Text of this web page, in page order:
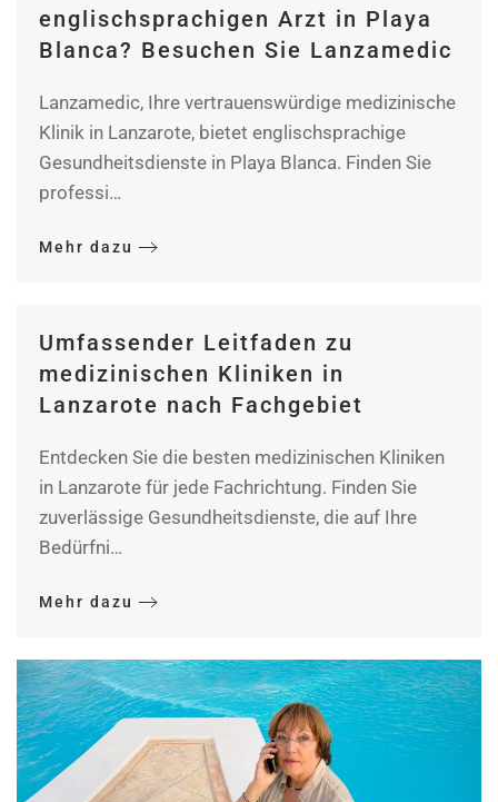
englischsprachigen Arzt in Playa
Blanca? Besuchen Sie Lanzamedic
Lanzamedic, Ihre vertrauenswürdige medizinische
Klinik in Lanzarote, bietet englischsprachige
Gesundheitsdienste in Playa Blanca. Finden Sie
professi…
Mehr dazu
Umfassender Leitfaden zu
medizinischen Kliniken in
Lanzarote nach Fachgebiet
Entdecken Sie die besten medizinischen Kliniken
in Lanzarote für jede Fachrichtung. Finden Sie
zuverlässige Gesundheitsdienste, die auf Ihre
Bedürfni…
Mehr dazu